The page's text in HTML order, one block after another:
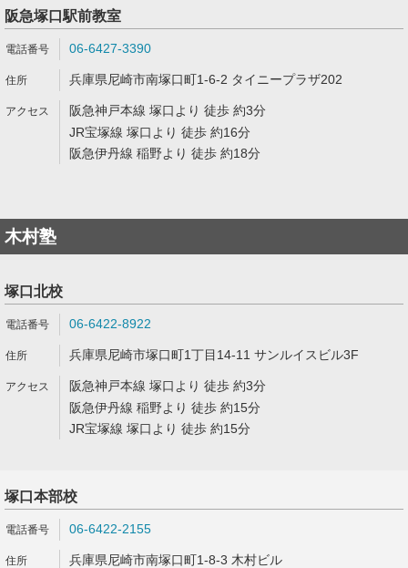
阪急塚口駅前教室
06-6427-3390
兵庫県尼崎市南塚口町1-6-2 タイニープラザ202
阪急神戸本線 塚口より 徒歩 約3分
JR宝塚線 塚口より 徒歩 約16分
阪急伊丹線 稲野より 徒歩 約18分
木村塾
塚口北校
06-6422-8922
兵庫県尼崎市塚口町1丁目14-11 サンルイスビル3F
阪急神戸本線 塚口より 徒歩 約3分
阪急伊丹線 稲野より 徒歩 約15分
JR宝塚線 塚口より 徒歩 約15分
塚口本部校
06-6422-2155
兵庫県尼崎市南塚口町1-8-3 木村ビル